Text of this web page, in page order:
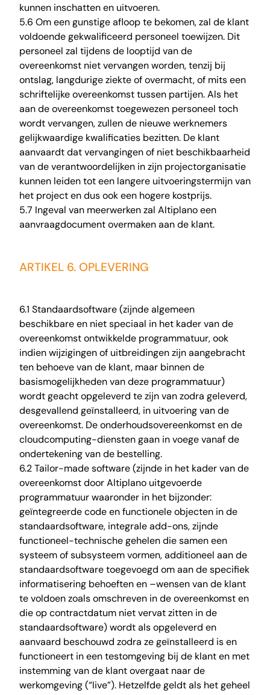
kunnen inschatten en uitvoeren.
5.6 Om een gunstige afloop te bekomen, zal de klant
voldoende gekwalificeerd personeel toewijzen. Dit
personeel zal tijdens de looptijd van de
overeenkomst niet vervangen worden, tenzij bij
ontslag, langdurige ziekte of overmacht, of mits een
schriftelijke overeenkomst tussen partijen. Als het
aan de overeenkomst toegewezen personeel toch
wordt vervangen, zullen de nieuwe werknemers
gelijkwaardige kwalificaties bezitten. De klant
aanvaardt dat vervangingen of niet beschikbaarheid
van de verantwoordelijken in zijn projectorganisatie
kunnen leiden tot een langere uitvoeringstermijn van
het project en dus ook een hogere kostprijs.
5.7 Ingeval van meerwerken zal Altiplano een
aanvraagdocument overmaken aan de klant.
ARTIKEL 6. OPLEVERING
6.1 Standaardsoftware (zijnde algemeen
beschikbare en niet speciaal in het kader van de
overeenkomst ontwikkelde programmatuur, ook
indien wijzigingen of uitbreidingen zijn aangebracht
ten behoeve van de klant, maar binnen de
basismogelijkheden van deze programmatuur)
wordt geacht opgeleverd te zijn van zodra geleverd,
desgevallend geïnstalleerd, in uitvoering van de
overeenkomst. De onderhoudsovereenkomst en de
cloudcomputing-diensten gaan in voege vanaf de
ondertekening van de bestelling.
6.2 Tailor-made software (zijnde in het kader van de
overeenkomst door Altiplano uitgevoerde
programmatuur waaronder in het bijzonder:
geïntegreerde code en functionele objecten in de
standaardsoftware, integrale add-ons, zijnde
functioneel-technische gehelen die samen een
systeem of subsysteem vormen, additioneel aan de
standaardsoftware toegevoegd om aan de specifiek
informatisering behoeften en –wensen van de klant
te voldoen zoals omschreven in de overeenkomst en
die op contractdatum niet vervat zitten in de
standaardsoftware) wordt als opgeleverd en
aanvaard beschouwd zodra ze geïnstalleerd is en
functioneert in een testomgeving bij de klant en met
instemming van de klant overgaat naar de
werkomgeving (“live”). Hetzelfde geldt als het geheel